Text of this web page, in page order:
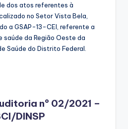
dos atos referentes à
no Setor Vista Bela,
a GSAP-13-CEI, referente a
saúde da Região Oeste da
Saúde do Distrito Federal.
nº 02/2021 –
DINSP